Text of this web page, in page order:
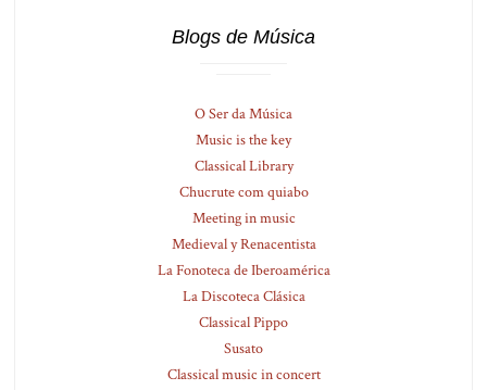
Blogs de Música
O Ser da Música
Music is the key
Classical Library
Chucrute com quiabo
Meeting in music
Medieval y Renacentista
La Fonoteca de Iberoamérica
La Discoteca Clásica
Classical Pippo
Susato
Classical music in concert